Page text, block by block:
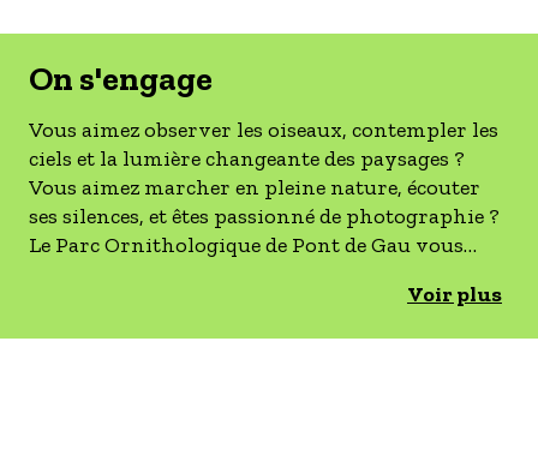
On s'engage
Vous aimez observer les oiseaux, contempler les
ciels et la lumière changeante des paysages ?
Vous aimez marcher en pleine nature, écouter
ses silences, et êtes passionné de photographie ?
Le Parc Ornithologique de Pont de Gau vous
de la nature, offrant « un concentré de Camargue
Voir plus